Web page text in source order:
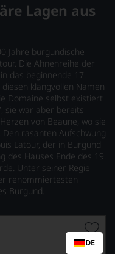
Lagen aus
Jahre burgundische
Die Ahnenreihe der
das beginnende 17.
klangvollen Namen
Domaine selbst existiert
sie war aber bereits
von Beaune, wo sie
rasanten Aufschwung
Latour, der in Burgund
des Hauses Ende des 19.
Unter seiner Regie
renommiertesten
Burgund.
DE